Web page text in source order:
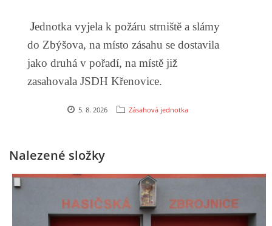
Jednotka vyjela k požáru strniště a slámy
do Zbýšova, na místo zásahu se dostavila
jako druhá v pořadí, na místě již
zasahovala JSDH Křenovice.
5. 8. 2026 Zásahová jednotka
Nalezené složky